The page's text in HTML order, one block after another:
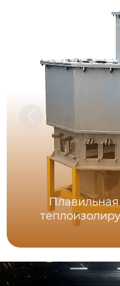
Плавильная